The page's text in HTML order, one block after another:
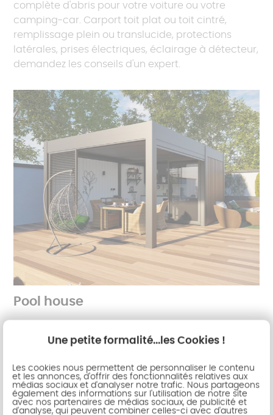
complète d'abris pour votre voiture ou votre
camping-car. Carport toit plat ou toit cintré,
remplissage plein ou translucide, protections
latérales, prises électriques, éclairage à détecteur,
demandez les conseils d'un expert.
Pool house
d'aménagement et de protection de la terrasse,
aluminium bâtie au fond du jardin ou contre la
maison, c'est la solution pratique pour abriter la
cuisine d'été, le barbecue, le local piscine, la salle
Une petite formalité...les Cookies !
Les cookies nous permettent de personnaliser le contenu
et les annonces, d'offrir des fonctionnalités relatives aux
médias sociaux et d'analyser notre trafic. Nous partageons
également des informations sur l'utilisation de notre site
avec nos partenaires de médias sociaux, de publicité et
d'analyse, qui peuvent combiner celles-ci avec d'autres